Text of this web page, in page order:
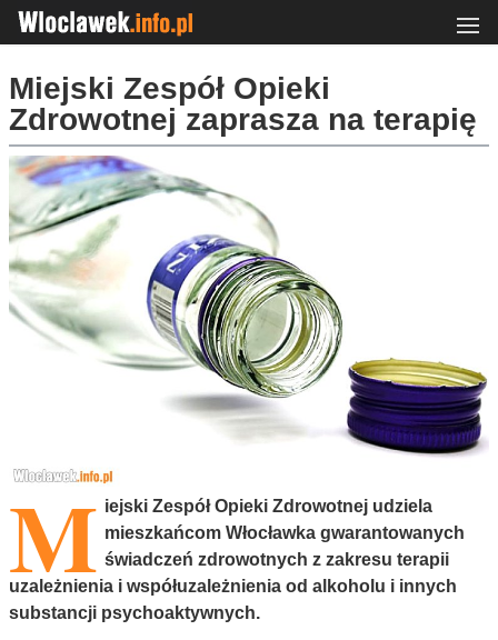
Miejski Zespół Opieki
Zdrowotnej zaprasza na terapię
M iejski Zespół Opieki Zdrowotnej udziela
mieszkańcom Włocławka gwarantowanych
świadczeń zdrowotnych z zakresu terapii
uzależnienia i współuzależnienia od alkoholu i innych
substancji psychoaktywnych.